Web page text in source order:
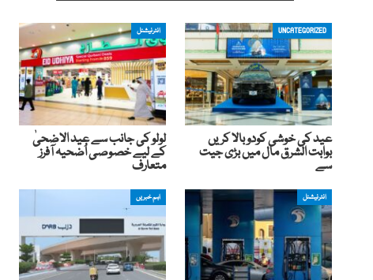
UNCATEGORIZED
عید کی خوشی کودوبالا کریں
بوابت الشرق مال میں بڑی جیت
سے
انٹرنیشنل
لولو کی جانب سے عید الاضحیٰ
کے لیے خصوصی اُضحیہ آفرز
متعارف
انٹرنیشنل اہم خبریں